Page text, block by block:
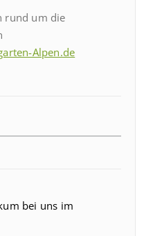
rund um die
Alpen.de
bei uns im